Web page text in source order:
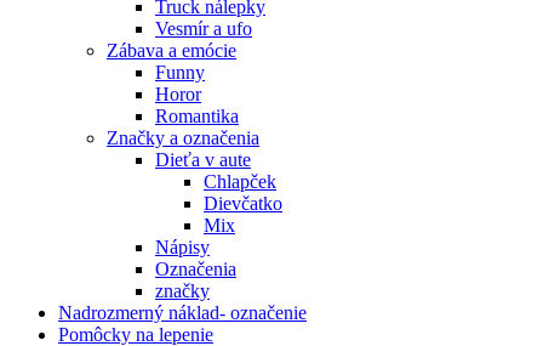
Truck nálepky
Vesmír a ufo
Zábava a emócie
Funny
Horor
Romantika
Značky a označenia
Dieťa v aute
Chlapček
Dievčatko
Mix
Nápisy
Označenia
značky
Nadrozmerný náklad- označenie
Pomôcky na lepenie